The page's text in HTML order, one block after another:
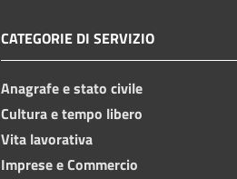
CATEGORIE DI SERVIZIO
Anagrafe e stato civile
Cultura e tempo libero
Vita lavorativa
Imprese e Commercio